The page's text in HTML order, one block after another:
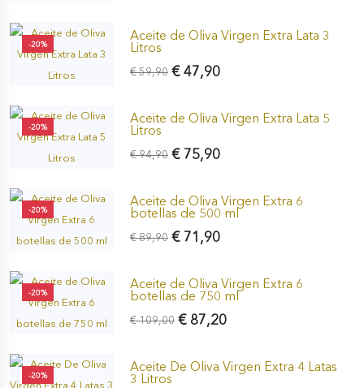
-20%
Aceite de Oliva Virgen Extra Lata 3
Litros
€ 47,90
€ 59,90
-20%
Aceite de Oliva Virgen Extra Lata 5
Litros
€ 75,90
€ 94,90
-20%
Aceite de Oliva Virgen Extra 6
botellas de 500 ml
€ 71,90
€ 89,90
-20%
Aceite de Oliva Virgen Extra 6
botellas de 750 ml
€ 87,20
€ 109,00
-20%
Aceite De Oliva Virgen Extra 4 Latas
3 Litros